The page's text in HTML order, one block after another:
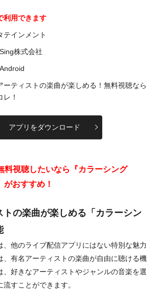
利用できます
テインメント
株式会社
ーティストの楽曲が楽しめる！無料視聴なら
レ！
アプリをダウンロード
料視聴したいなら『カラーシング
がおすすめ！
トの楽曲が楽しめる「カラーシン
、他のライブ配信アプリにはない特別な魅力
、有名アーティストの楽曲が自由に聴ける機
、好きなアーティストやジャンルの音楽を選
すことができます。